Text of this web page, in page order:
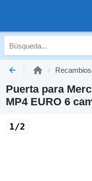
Recambios
Puerta para
MP4 EURO 6
1/2